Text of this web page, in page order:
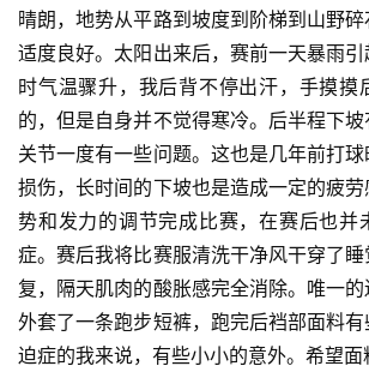
晴朗，地势从平路到坡度到阶梯到山野
适度良好。太阳出来后，赛前一天暴雨
时气温骤升，我后背不停出汗，手摸摸
的，但是自身并不觉得寒冷。后半程下
关节一度有一些问题。这也是几年前打
损伤，长时间的下坡也是造成一定的疲
势和发力的调节完成比赛，在赛后也并
症。赛后我将比赛服清洗干净风干穿了
复，隔天肌肉的酸胀感完全消除。唯一
外套了一条跑步短裤，跑完后裆部面料
迫症的我来说，有些小小的意外。希望面